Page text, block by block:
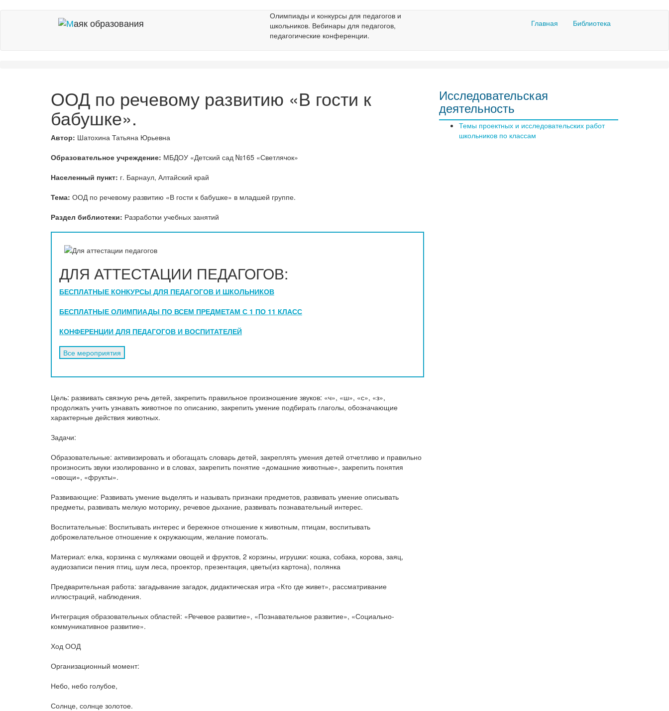
Олимпиады и конкурсы для педагогов и
школьников. Вебинары для педагогов,
педагогические конференции.
Главная Библиотека
ООД по речевому развитию «В гости к
бабушке».
Автор: Шатохина Татьяна Юрьевна
Образовательное учреждение: МБДОУ «Детский сад №165 «Светлячок»
Населенный пункт: г. Барнаул, Алтайский край
Тема: ООД по речевому развитию «В гости к бабушке» в младшей группе.
Раздел библиотеки: Разработки учебных занятий
ДЛЯ АТТЕСТАЦИИ ПЕДАГОГОВ:
БЕСПЛАТНЫЕ КОНКУРСЫ ДЛЯ ПЕДАГОГОВ И ШКОЛЬНИКОВ
БЕСПЛАТНЫЕ ОЛИМПИАДЫ ПО ВСЕМ ПРЕДМЕТАМ С 1 ПО 11 КЛАСС
КОНФЕРЕНЦИИ ДЛЯ ПЕДАГОГОВ И ВОСПИТАТЕЛЕЙ
Цель: развивать связную речь детей, закрепить правильное произношение звуков: «ч», «ш», «с», «з»,
продолжать учить узнавать животное по описанию, закрепить умение подбирать глаголы, обозначающие
характерные действия животных.
Задачи:
Образовательные: активизировать и обогащать словарь детей, закреплять умения детей отчетливо и правильно
произносить звуки изолированно и в словах, закрепить понятие «домашние животные», закрепить понятия
«овощи», «фрукты».
Развивающие: Развивать умение выделять и называть признаки предметов, развивать умение описывать
предметы, развивать мелкую моторику, речевое дыхание, развивать познавательный интерес.
Воспитательные: Воспитывать интерес и бережное отношение к животным, птицам, воспитывать
доброжелательное отношение к окружающим, желание помогать.
Материал: елка, корзинка с муляжами овощей и фруктов, 2 корзины, игрушки: кошка, собака, корова, заяц,
аудиозаписи пения птиц, шум леса, проектор, презентация, цветы(из картона), полянка
Предварительная работа: загадывание загадок, дидактическая игра «Кто где живет», рассматривание
иллюстраций, наблюдения.
Интеграция образовательных областей: «Речевое развитие», «Познавательное развитие», «Социально-
коммуникативное развитие».
Ход ООД
Организационный момент:
Небо, небо голубое,
Солнце, солнце золотое.
Исследовательская
деятельность
Темы проектных и исследовательских работ
школьников по классам